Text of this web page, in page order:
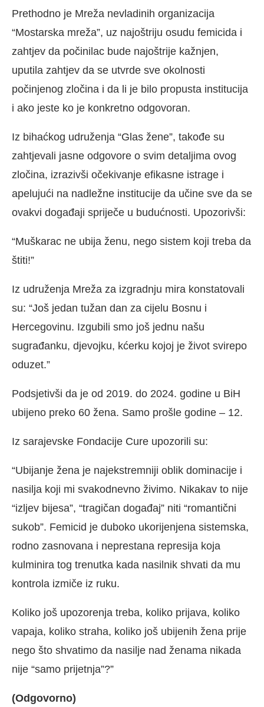
Prethodno je Mreža nevladinih organizacija
“Mostarska mreža”, uz najoštriju osudu femicida i
zahtjev da počinilac bude najoštrije kažnjen,
uputila zahtjev da se utvrde sve okolnosti
počinjenog zločina i da li je bilo propusta institucija
i ako jeste ko je konkretno odgovoran.
Iz bihaćkog udruženja “Glas žene”, takođe su
zahtjevali jasne odgovore o svim detaljima ovog
zločina, izrazivši očekivanje efikasne istrage i
apelujući na nadležne institucije da učine sve da se
ovakvi događaji spriječe u budućnosti. Upozorivši:
“Muškarac ne ubija ženu, nego sistem koji treba da
štiti!”
Iz udruženja Mreža za izgradnju mira konstatovali
su: “Još jedan tužan dan za cijelu Bosnu i
Hercegovinu. Izgubili smo još jednu našu
sugrađanku, djevojku, kćerku kojoj je život svirepo
oduzet.”
Podsjetivši da je od 2019. do 2024. godine u BiH
ubijeno preko 60 žena. Samo prošle godine – 12.
Iz sarajevske Fondacije Cure upozorili su:
“Ubijanje žena je najekstremniji oblik dominacije i
nasilja koji mi svakodnevno živimo. Nikakav to nije
“izljev bijesa”, “tragičan događaj” niti “romantični
sukob”. Femicid je duboko ukorijenjena sistemska,
rodno zasnovana i neprestana represija koja
kulminira tog trenutka kada nasilnik shvati da mu
kontrola izmiče iz ruku.
Koliko još upozorenja treba, koliko prijava, koliko
vapaja, koliko straha, koliko još ubijenih žena prije
nego što shvatimo da nasilje nad ženama nikada
nije “samo prijetnja”?”
(Odgovorno)